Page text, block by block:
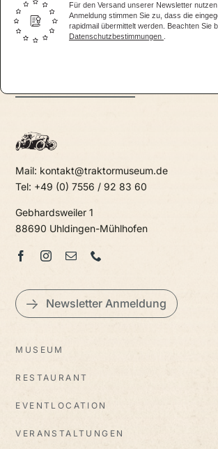
Menschen mit Behinderung(Ausweis
Hunde sind erlaubt
Mail: kontakt@traktormuseum.de
Tel: +49 (0) 7556 / 92 83 60
Gebhardsweiler 1
88690 Uhldingen-Mühlhofen
Newsletter Anmeldung
MUSEUM
RESTAURANT
EVENTLOCATION
VERANSTALTUNGEN
Für den Versand unserer Newsletter
Anmeldung stimmen Sie zu, dass die
rapidmail übermittelt werden. Beachten Sie
Datenschutzbestimmungen